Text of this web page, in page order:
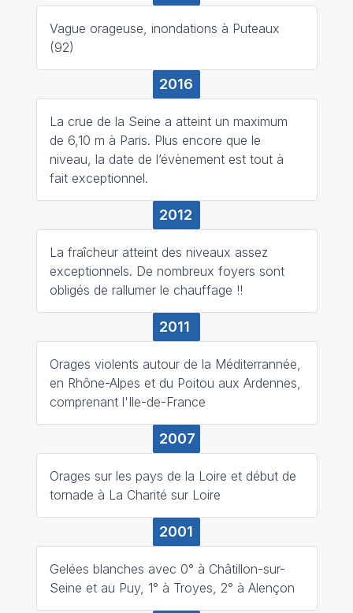
Vague orageuse, inondations à Puteaux
(92)
2016
La crue de la Seine a atteint un maximum
de 6,10 m à Paris. Plus encore que le
niveau, la date de l’évènement est tout à
fait exceptionnel.
2012
La fraîcheur atteint des niveaux assez
exceptionnels. De nombreux foyers sont
obligés de rallumer le chauffage !!
2011
Orages violents autour de la Méditerrannée,
en Rhône-Alpes et du Poitou aux Ardennes,
comprenant l'Ile-de-France
2007
Orages sur les pays de la Loire et début de
tornade à La Charité sur Loire
2001
Gelées blanches avec 0° à Châtillon-sur-
Seine et au Puy, 1° à Troyes, 2° à Alençon